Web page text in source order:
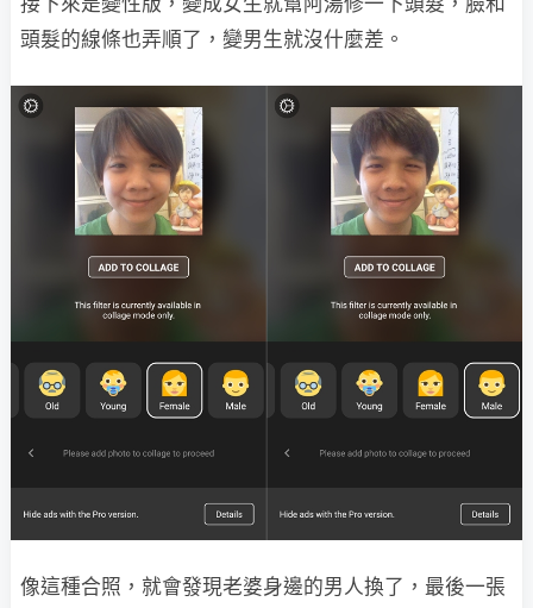
頭髮的線條也弄順了，變男生就沒什麼差。
像這種合照，就會發現老婆身邊的男人換了，最後一張